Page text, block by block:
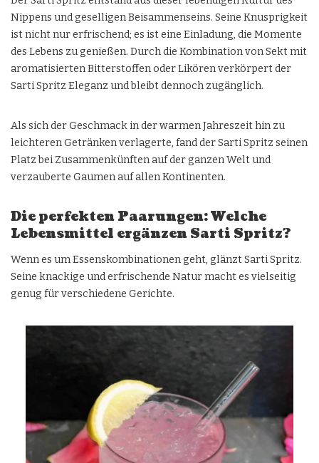
Nippens und geselligen Beisammenseins. Seine Knusprigkeit
ist nicht nur erfrischend; es ist eine Einladung, die Momente
des Lebens zu genießen. Durch die Kombination von Sekt mit
aromatisierten Bitterstoffen oder Likören verkörpert der
Sarti Spritz Eleganz und bleibt dennoch zugänglich.
Als sich der Geschmack in der warmen Jahreszeit hin zu
leichteren Getränken verlagerte, fand der Sarti Spritz seinen
Platz bei Zusammenkünften auf der ganzen Welt und
verzauberte Gaumen auf allen Kontinenten.
Die perfekten Paarungen:Welche
Lebensmittel ergänzen Sarti Spritz?
Wenn es um Essenskombinationen geht, glänzt Sarti Spritz.
Seine knackige und erfrischende Natur macht es vielseitig
genug für verschiedene Gerichte.